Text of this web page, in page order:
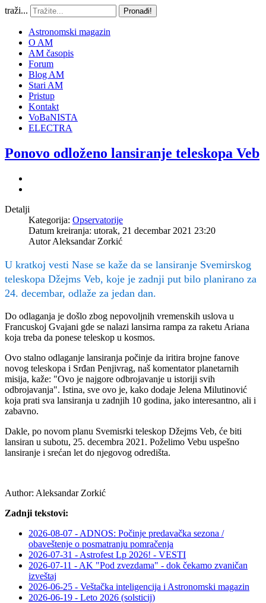
traži... Pronađi!
Astronomski magazin
O AM
AM časopis
Forum
Blog AM
Stari AM
Pristup
Kontakt
VoBaNISTA
ELECTRA
Ponovo odloženo lansiranje teleskopa Veb
Detalji
Kategorija: Opservatorije
Datum kreiranja: utorak, 21 decembar 2021 23:20
AutorAleksandar Zorkić
U kratkoj vesti Nase se kaže da se lansiranje Svemirskog
teleskopa Džejms Veb, koje je zadnji put bilo planirano za
24. decembar, odlaže za jedan dan.
Do odlaganja je došlo zbog nepovoljnih vremenskih uslova u
Francuskoj Gvajani gde se nalazi lansirna rampa za raketu Ariana
koja treba da ponese teleskop u kosmos.
Ovo stalno odlaganje lansiranja počinje da iritira brojne fanove
novog teleskopa i Srđan Penjivrag, naš komentator planetarnih
misija, kaže: "Ovo je najgore odbrojavanje u istoriji svih
odbrojavanja". Istina, sve ovo je, kako dodaje Jelena Milutinović
koja prati sva lansiranja u zadnjih 10 godina, jako interesantno, ali i
zabavno.
Dakle, po novom planu Svemisrki teleskop Džejms Veb, će biti
lansiran u subotu, 25. decembra 2021. Poželimo Vebu uspešno
lansiranje i srećan let do njegovog odredišta.
Author: Aleksandar Zorkić
Zadnji tekstovi:
2026-08-07 - ADNOS: Počinje predavačka sezona /
obaveštenje o posmatranju pomračenja
2026-07-31 - Astrofest Lp 2026! - VESTI
2026-07-11 - AK "Pod zvezdama" - dok čekamo zvaničan
izveštaj
2026-06-25 - Veštačka inteligencija i Astronomski magazin
2026-06-19 - Leto 2026 (solsticij)